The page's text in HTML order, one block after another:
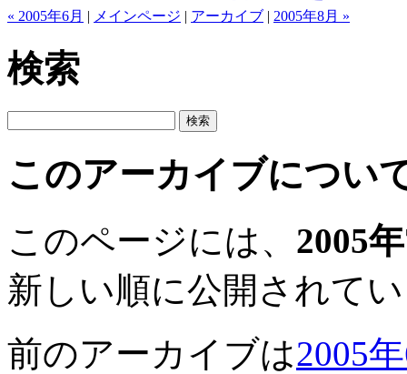
« 2005年6月 | メインページ | アーカイブ | 2005年8月 »
検索
このアーカイブについ
このページには、 2005
新しい順に公開されて
前のアーカイブは2005